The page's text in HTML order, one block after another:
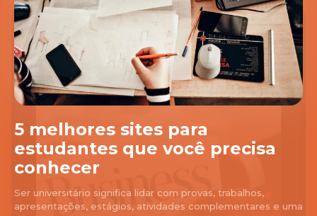
5 melhores sites para
estudantes que você precisa
conhecer
Ser universitário significa lidar com provas, trabalhos,
apresentações, estágios, atividades complementares e uma